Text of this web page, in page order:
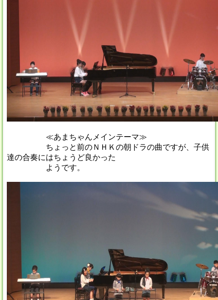
≪あまちゃんメインテーマ≫
ちょっと前のＮＨＫの朝ドラの曲ですが、子供
達の合奏にはちょうど良かった
ようです。